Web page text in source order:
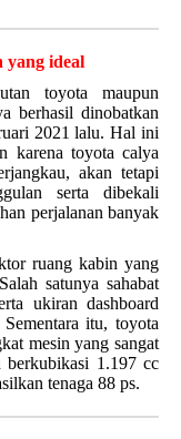
yang ideal
toyota maupun
berhasil dinobatkan
2021 lalu. Hal ini
karena toyota calya
akan tetapi
serta dibekali
perjalanan banyak
ruang kabin yang
satunya sahabat
ukiran dashboard
itu, toyota
mesin yang sangat
berkubikasi 1.197 cc
tenaga 88 ps.